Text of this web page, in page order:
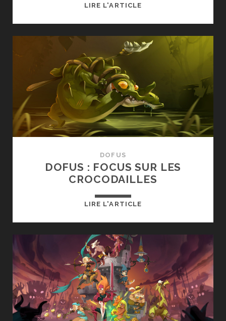
LIRE L'ARTICLEDOFUS
A
TRAVERS
(FAN-
MÀJ)
DOFUS
DOFUS : FOCUS SUR LES
CROCODAILLES
LIRE L'ARTICLEDOFUS
SUR
LES
CROCODAILLES